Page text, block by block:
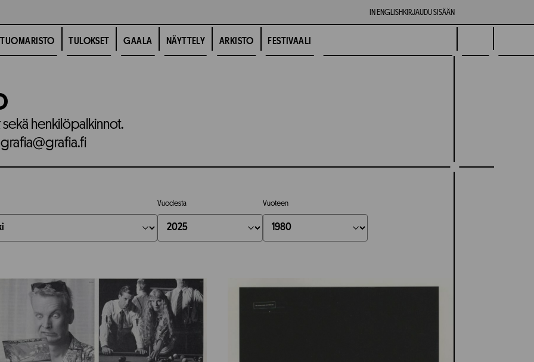
IN ENGLISH KIRJAUDU SISÄÄN
TUOMARISTO TULOKSET GAALA NÄYTTELY ARKISTO FESTIVAALI
sekä henkilöpalkinnot.
grafia@grafia.fi
Vuodesta Vuoteen